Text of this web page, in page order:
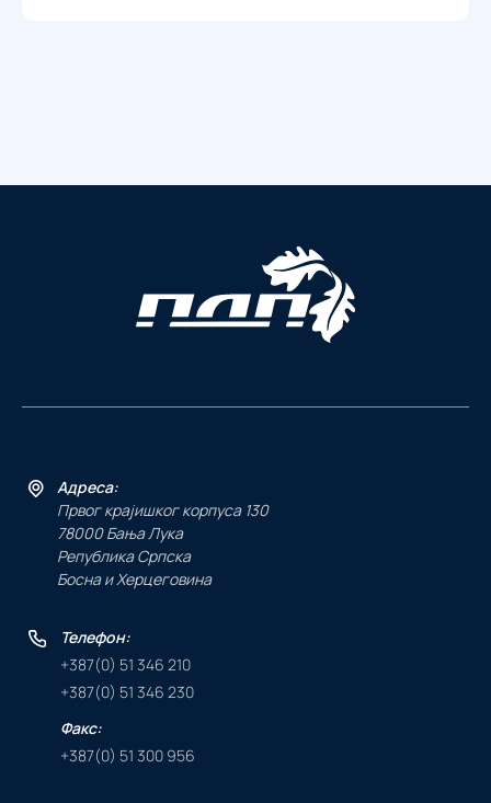
Адреса:
Првог крајишког корпуса 130
78000 Бања Лука
Република Српска
Босна и Херцеговина
Телефон:
+387(0) 51 346 210
+387(0) 51 346 230
Факс:
+387(0) 51 300 956